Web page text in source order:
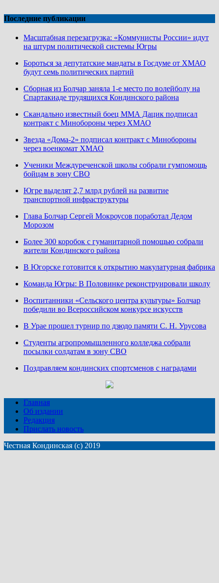
Последние публикации
Масштабная перезагрузка: «Коммунисты России» идут
на штурм политической системы Югры
Бороться за депутатские мандаты в Госдуме от ХМАО
будут семь политических партий
Сборная из Болчар заняла 1-е место по волейболу на
Спартакиаде трудящихся Кондинского района
Скандально известный боец ММА Дацик подписал
контракт с Минобороны через ХМАО
Звезда «Дома-2» подписал контракт с Минобороны
через военкомат ХМАО
Ученики Междуреченской школы собрали гумпомощь
бойцам в зону СВО
Югре выделят 2,7 млрд рублей на развитие
транспортной инфраструктуры
Глава Болчар Сергей Мокроусов поработал Дедом
Морозом
Более 300 коробок с гуманитарной помощью собрали
жители Кондинского района
В Югорске готовится к открытию макулатурная фабрика
Команда Югры: В Половинке реконструировали школу
Воспитанники «Сельского центра культуры» Болчар
победили во Всероссийском конкурсе искусств
В Урае прошел турнир по дзюдо памяти С. Н. Урусова
Студенты агропромышленного колледжа собрали
посылки солдатам в зону СВО
Поздравляем кондинских спортсменов с наградами
Главная
Об издании
Редакция
Прислать новость
Честная Кондинская (с) 2019